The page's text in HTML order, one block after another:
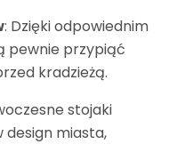
: Dzięki odpowiednim
pewnie przypiąć
kradzieżą.
stojaki
design miasta,